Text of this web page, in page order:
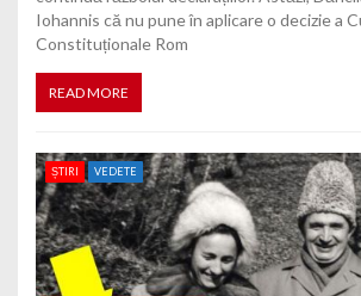
Iohannis că nu pune în aplicare o decizie a
Constituționale Rom
READ MORE
ȘTIRI VEDETE